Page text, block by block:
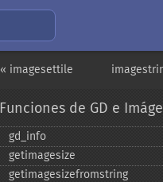
« imagesettile
Funciones de GD e
gd_​info
getimagesize
getimagesizefromstring